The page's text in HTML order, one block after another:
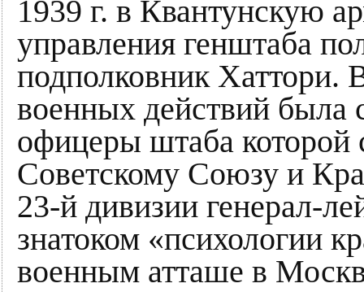
1939 г. в Квантунскую
управления генштаба
подполковник Хаттори.
военных действий была
офицеры штаба которой
Советскому Союзу и
23-й дивизии генерал-
знатоком «психологии
военным атташе в